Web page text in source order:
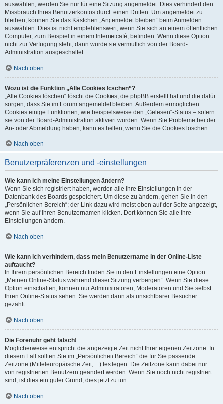
auswählen, werden Sie nur für eine Sitzung angemeldet. Dies verhindert den
Missbrauch Ihres Benutzerkontos durch einen Dritten. Um angemeldet zu
bleiben, können Sie das Kästchen „Angemeldet bleiben“ beim Anmelden
auswählen. Dies ist nicht empfehlenswert, wenn Sie sich an einem öffentlichen
Computer, zum Beispiel in einem Internetcafé, befinden. Wenn diese Option
nicht zur Verfügung steht, dann wurde sie vermutlich von der Board-
Administration ausgeschaltet.
Nach oben
Wozu ist die Funktion „Alle Cookies löschen“?
„Alle Cookies löschen“ löscht die Cookies, die phpBB erstellt hat und die dafür
sorgen, dass Sie im Forum angemeldet bleiben. Außerdem ermöglichen
Cookies einige Funktionen, wie beispielsweise den „Gelesen“-Status – sofern
sie von der Board-Administration aktiviert wurden. Wenn Sie Probleme bei der
An- oder Abmeldung haben, kann es helfen, wenn Sie die Cookies löschen.
Nach oben
Benutzerpräferenzen und -einstellungen
Wie kann ich meine Einstellungen ändern?
Wenn Sie sich registriert haben, werden alle Ihre Einstellungen in der
Datenbank des Boards gespeichert. Um diese zu ändern, gehen Sie in den
„Persönlichen Bereich“; der Link dazu wird meist oben auf der Seite angezeigt,
wenn Sie auf Ihren Benutzernamen klicken. Dort können Sie alle Ihre
Einstellungen ändern.
Nach oben
Wie kann ich verhindern, dass mein Benutzername in der Online-Liste
auftaucht?
In Ihrem persönlichen Bereich finden Sie in den Einstellungen eine Option
„Meinen Online-Status während dieser Sitzung verbergen“. Wenn Sie diese
Option einschalten, können nur Administratoren, Moderatoren und Sie selbst
Ihren Online-Status sehen. Sie werden dann als unsichtbarer Besucher
gezählt.
Nach oben
Die Forenuhr geht falsch!
Möglicherweise entspricht die angezeigte Zeit nicht Ihrer eigenen Zeitzone. In
diesem Fall sollten Sie im „Persönlichen Bereich“ die für Sie passende
Zeitzone (Mitteleuropäische Zeit, ...) festlegen. Die Zeitzone kann dabei nur
von registrierten Benutzern geändert werden. Wenn Sie noch nicht registriert
sind, ist dies ein guter Grund, dies jetzt zu tun.
Nach oben